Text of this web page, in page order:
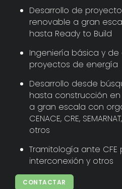
Desarrollo de
renovable a gran
hasta Ready to Build
Ingeniería básica y
proyectos de energía
Desarrollo desde
hasta construcción
a gran escala con
CENACE, CRE,
otros
Tramitología ante
interconexión y otros
CONTACTAR